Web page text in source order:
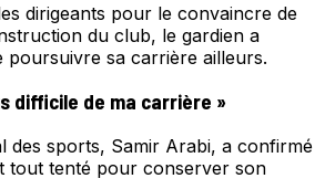
dirigeants pour le convaincre de
du club, le gardien a
poursuivre sa carrière ailleurs.
difficile de ma carrière »
des sports, Samir Arabi, a confirmé
tout tenté pour conserver son